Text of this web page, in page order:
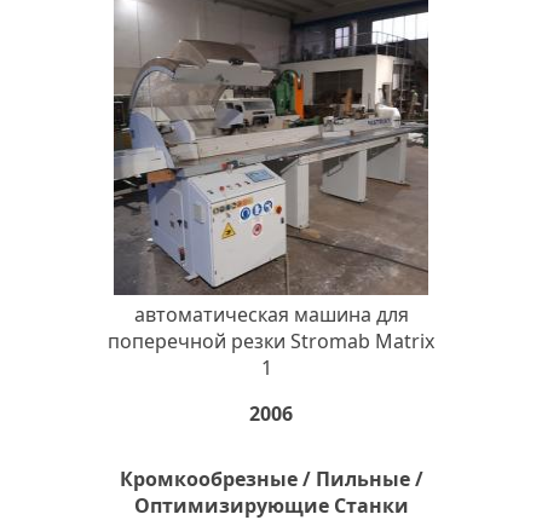
автоматическая машина для
поперечной резки Stromab Matrix
1
2006
Кромкообрезные / Пильные /
Оптимизирующие Станки